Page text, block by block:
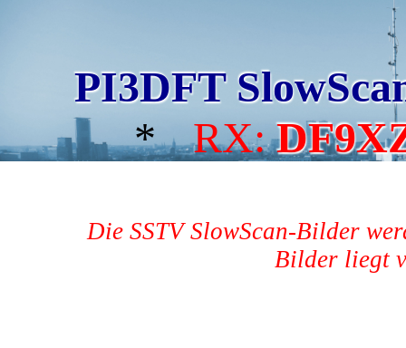
PI3DFT
*RX:
Die SSTV SlowScan-Bilder
Bilder liegt